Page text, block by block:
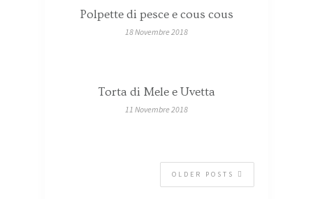
Polpette di pesce e cous cous
18 Novembre 2018
Torta di Mele e Uvetta
11 Novembre 2018
OLDER POSTS